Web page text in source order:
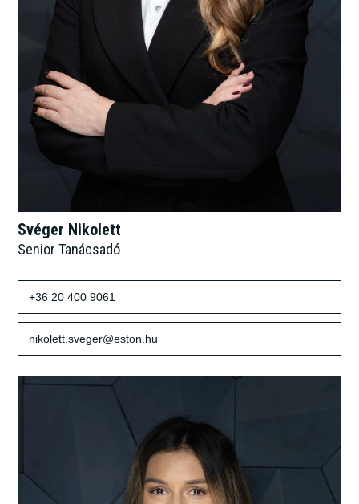
Svéger Nikolett
Senior Tanácsadó
+36 20 400 9061
nikolett.sveger@eston.hu